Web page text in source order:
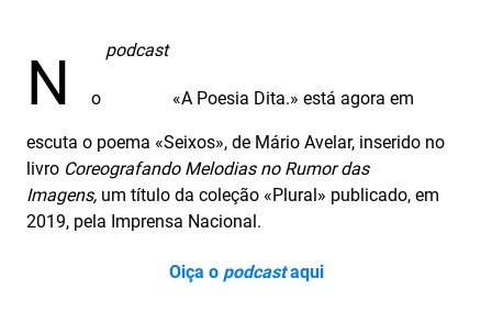
N o
podcast
«A Poesia Dita.» está agora em
escuta o poema «Seixos», de Mário Avelar, inserido no
livro Coreografando Melodias no Rumor das
Imagens, um título da coleção «Plural» publicado, em
2019, pela Imprensa Nacional.
Oiça o podcastaqui